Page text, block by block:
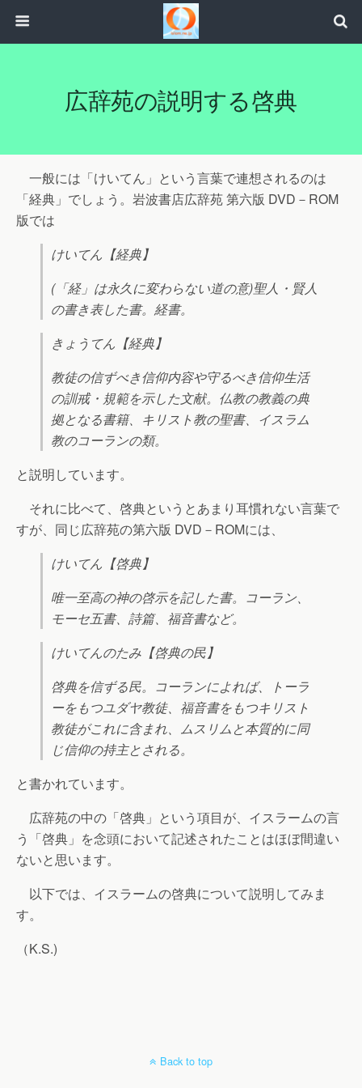
広辞苑の説明する啓典
一般には「けいてん」という言葉で連想されるのは
「経典」でしょう。岩波書店広辞苑 第六版 DVD－ROM
版では
けいてん【経典】
(「経」は永久に変わらない道の意)聖人・賢人
の書き表した書。経書。
きょうてん【経典】
教徒の信ずべき信仰内容や守るべき信仰生活
の訓戒・規範を示した文献。仏教の教義の典
拠となる書籍、キリスト教の聖書、イスラム
教のコーランの類。
と説明しています。
それに比べて、啓典というとあまり耳慣れない言葉で
すが、同じ広辞苑の第六版 DVD－ROMには、
けいてん【啓典】
唯一至高の神の啓示を記した書。コーラン、
モーセ五書、詩篇、福音書など。
けいてんのたみ【啓典の民】
啓典を信ずる民。コーランによれば、トーラ
ーをもつユダヤ教徒、福音書をもつキリスト
教徒がこれに含まれ、ムスリムと本質的に同
じ信仰の持主とされる。
と書かれています。
広辞苑の中の「啓典」という項目が、イスラームの言
う「啓典」を念頭において記述されたことはほぼ間違い
ないと思います。
以下では、イスラームの啓典について説明してみま
す。
（K.S.)
Back to top